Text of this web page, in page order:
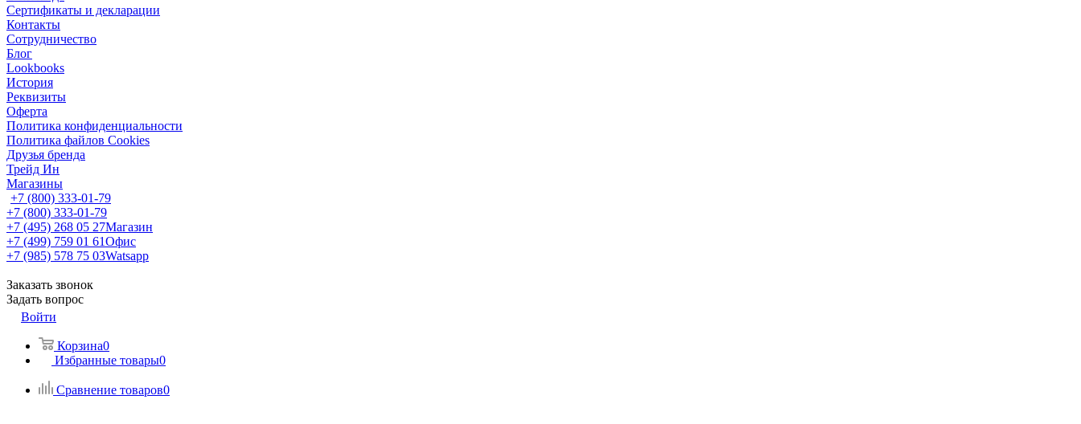
Сертификаты и декларации
Контакты
Сотрудничество
Блог
Lookbooks
История
Реквизиты
Оферта
Политика конфиденциальности
Политика файлов Cookies
Друзья бренда
Трейд Ин
Магазины
+7 (800) 333-01-79
+7 (800) 333-01-79
+7 (495) 268 05 27Магазин
+7 (499) 759 01 61Офис
+7 (985) 578 75 03Watsapp
Заказать звонок
Задать вопрос
Войти
Корзина0
Избранные товары0
Сравнение товаров0